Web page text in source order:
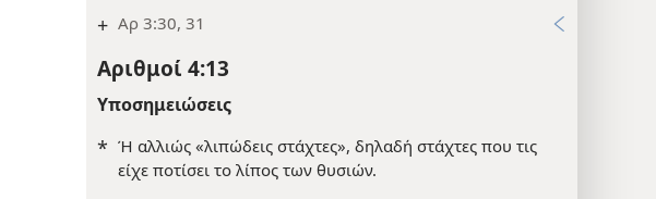
+ Αρ 3:30, 31
Αριθμοί 4:13
Υποσημειώσεις
* Ή αλλιώς «λιπώδεις στάχτες», δηλαδή στάχτες που τις
είχε ποτίσει το λίπος των θυσιών.